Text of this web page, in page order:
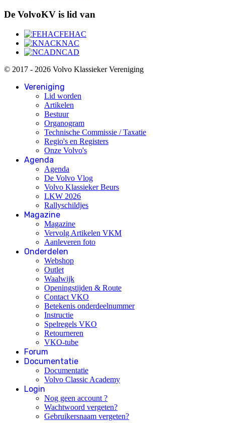
De VolvoKV is lid van
FEHAC
KNAC
NCAD
© 2017 - 2026 Volvo Klassieker Vereniging
Vereniging
Lid worden
Artikelen
Bestuur
Organogram
Technische Commissie / Taxatie
Regio's en Registers
Onze Volvo's
Agenda
Agenda
De Volvo Vlog
Volvo Klassieker Beurs
LKW 2026
Rallyschildjes
Magazine
Magazine
Vervolg Artikelen VKM
Aanleveren foto
Onderdelen
Webshop
Outlet
Waalwijk
Openingstijden & Route
Contact VKO
Betekenis onderdeelnummer
Instructie
Spelregels VKO
Retourneren
VKO-tube
Forum
Documentatie
Documentatie
Volvo Classic Academy
Login
Nog geen account ?
Wachtwoord vergeten?
Gebruikersnaam vergeten?